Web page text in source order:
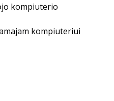
kompiuterio
kompiuteriui